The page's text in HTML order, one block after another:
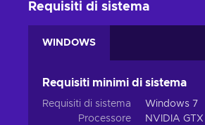
Requisiti di sistema
WINDOWS
Requisiti minimi di sistema
Requisiti di sistema
Windows 7
Processore
NVIDIA